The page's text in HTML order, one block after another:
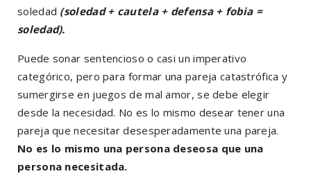
soledad (soledad + cautela + defensa + fobia =
soledad).
Puede sonar sentencioso o casi un imperativo
categórico, pero para formar una pareja catastrófica y
sumergirse en juegos de mal amor, se debe elegir
desde la necesidad. No es lo mismo desear tener una
pareja que necesitar desesperadamente una pareja.
No es lo mismo una persona deseosa que una
persona necesitada.